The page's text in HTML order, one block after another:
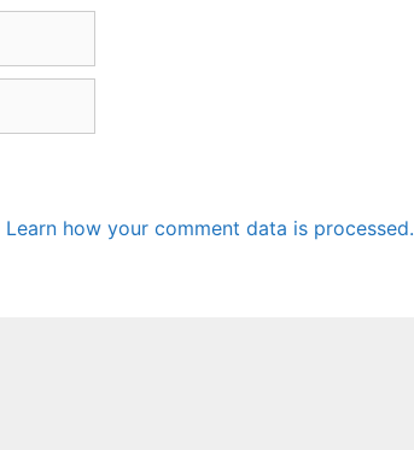
Learn how your comment data is processed.